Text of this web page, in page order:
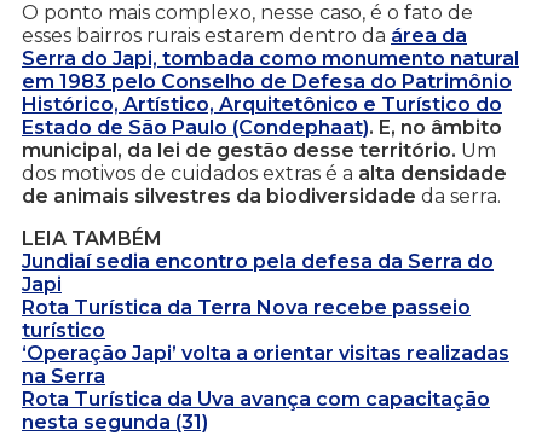
O ponto mais complexo, nesse caso, é o fato de
esses bairros rurais estarem dentro da área da
Serra do Japi, tombada como monumento natural
em 1983 pelo Conselho de Defesa do Patrimônio
Histórico, Artístico, Arquitetônico e Turístico do
Estado de São Paulo (Condephaat). E, no âmbito
municipal, da lei de gestão desse território. Um
dos motivos de cuidados extras é a alta densidade
de animais silvestres da biodiversidade da serra.
LEIA TAMBÉM
Jundiaí sedia encontro pela defesa da Serra do
Japi
Rota Turística da Terra Nova recebe passeio
turístico
‘Operação Japi’ volta a orientar visitas realizadas
na Serra
Rota Turística da Uva avança com capacitação
nesta segunda (31)